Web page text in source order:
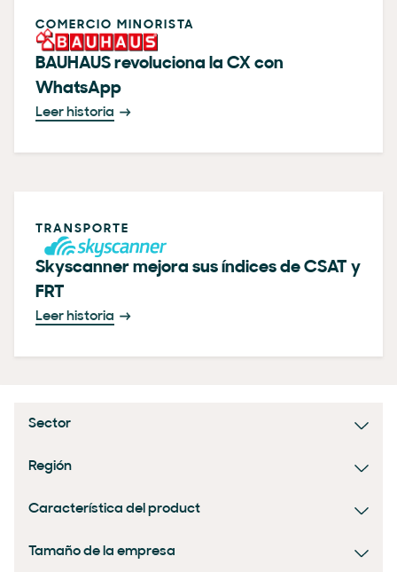
COMERCIO MINORISTA
BAUHAUS revoluciona la CX con
WhatsApp
Leer historia
TRANSPORTE
Skyscanner mejora sus índices de CSAT y
FRT
Leer historia
Sector
Región
Característica del product
Tamaño de la empresa